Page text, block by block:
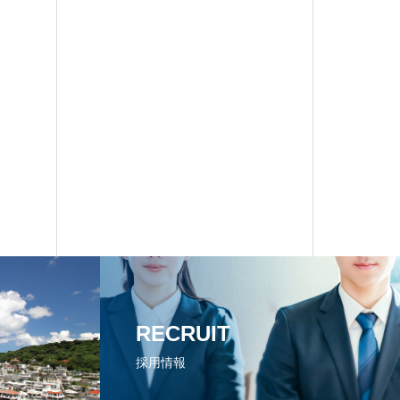
RECRUIT
採用情報